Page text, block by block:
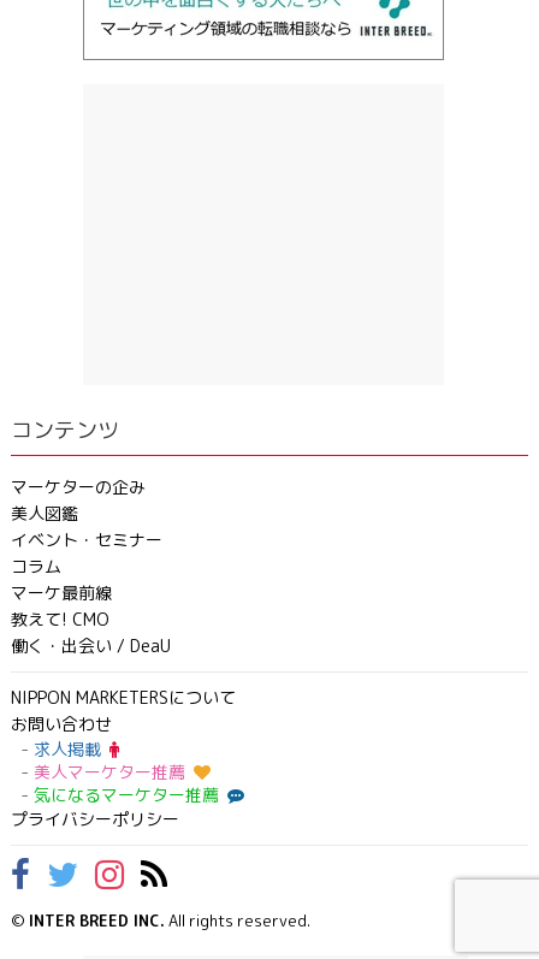
コンテンツ
マーケターの企み
美人図鑑
イベント・セミナー
コラム
マーケ最前線
教えて! CMO
働く・出会い / DeaU
NIPPON MARKETERSについて
お問い合わせ
求人掲載
美人マーケター推薦
気になるマーケター推薦
プライバシーポリシー
© INTER BREED INC. All rights reserved.